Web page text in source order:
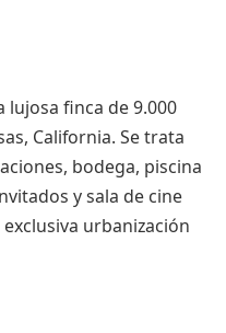
finca de 9.000
California. Se trata
bodega, piscina
y sala de cine
urbanización